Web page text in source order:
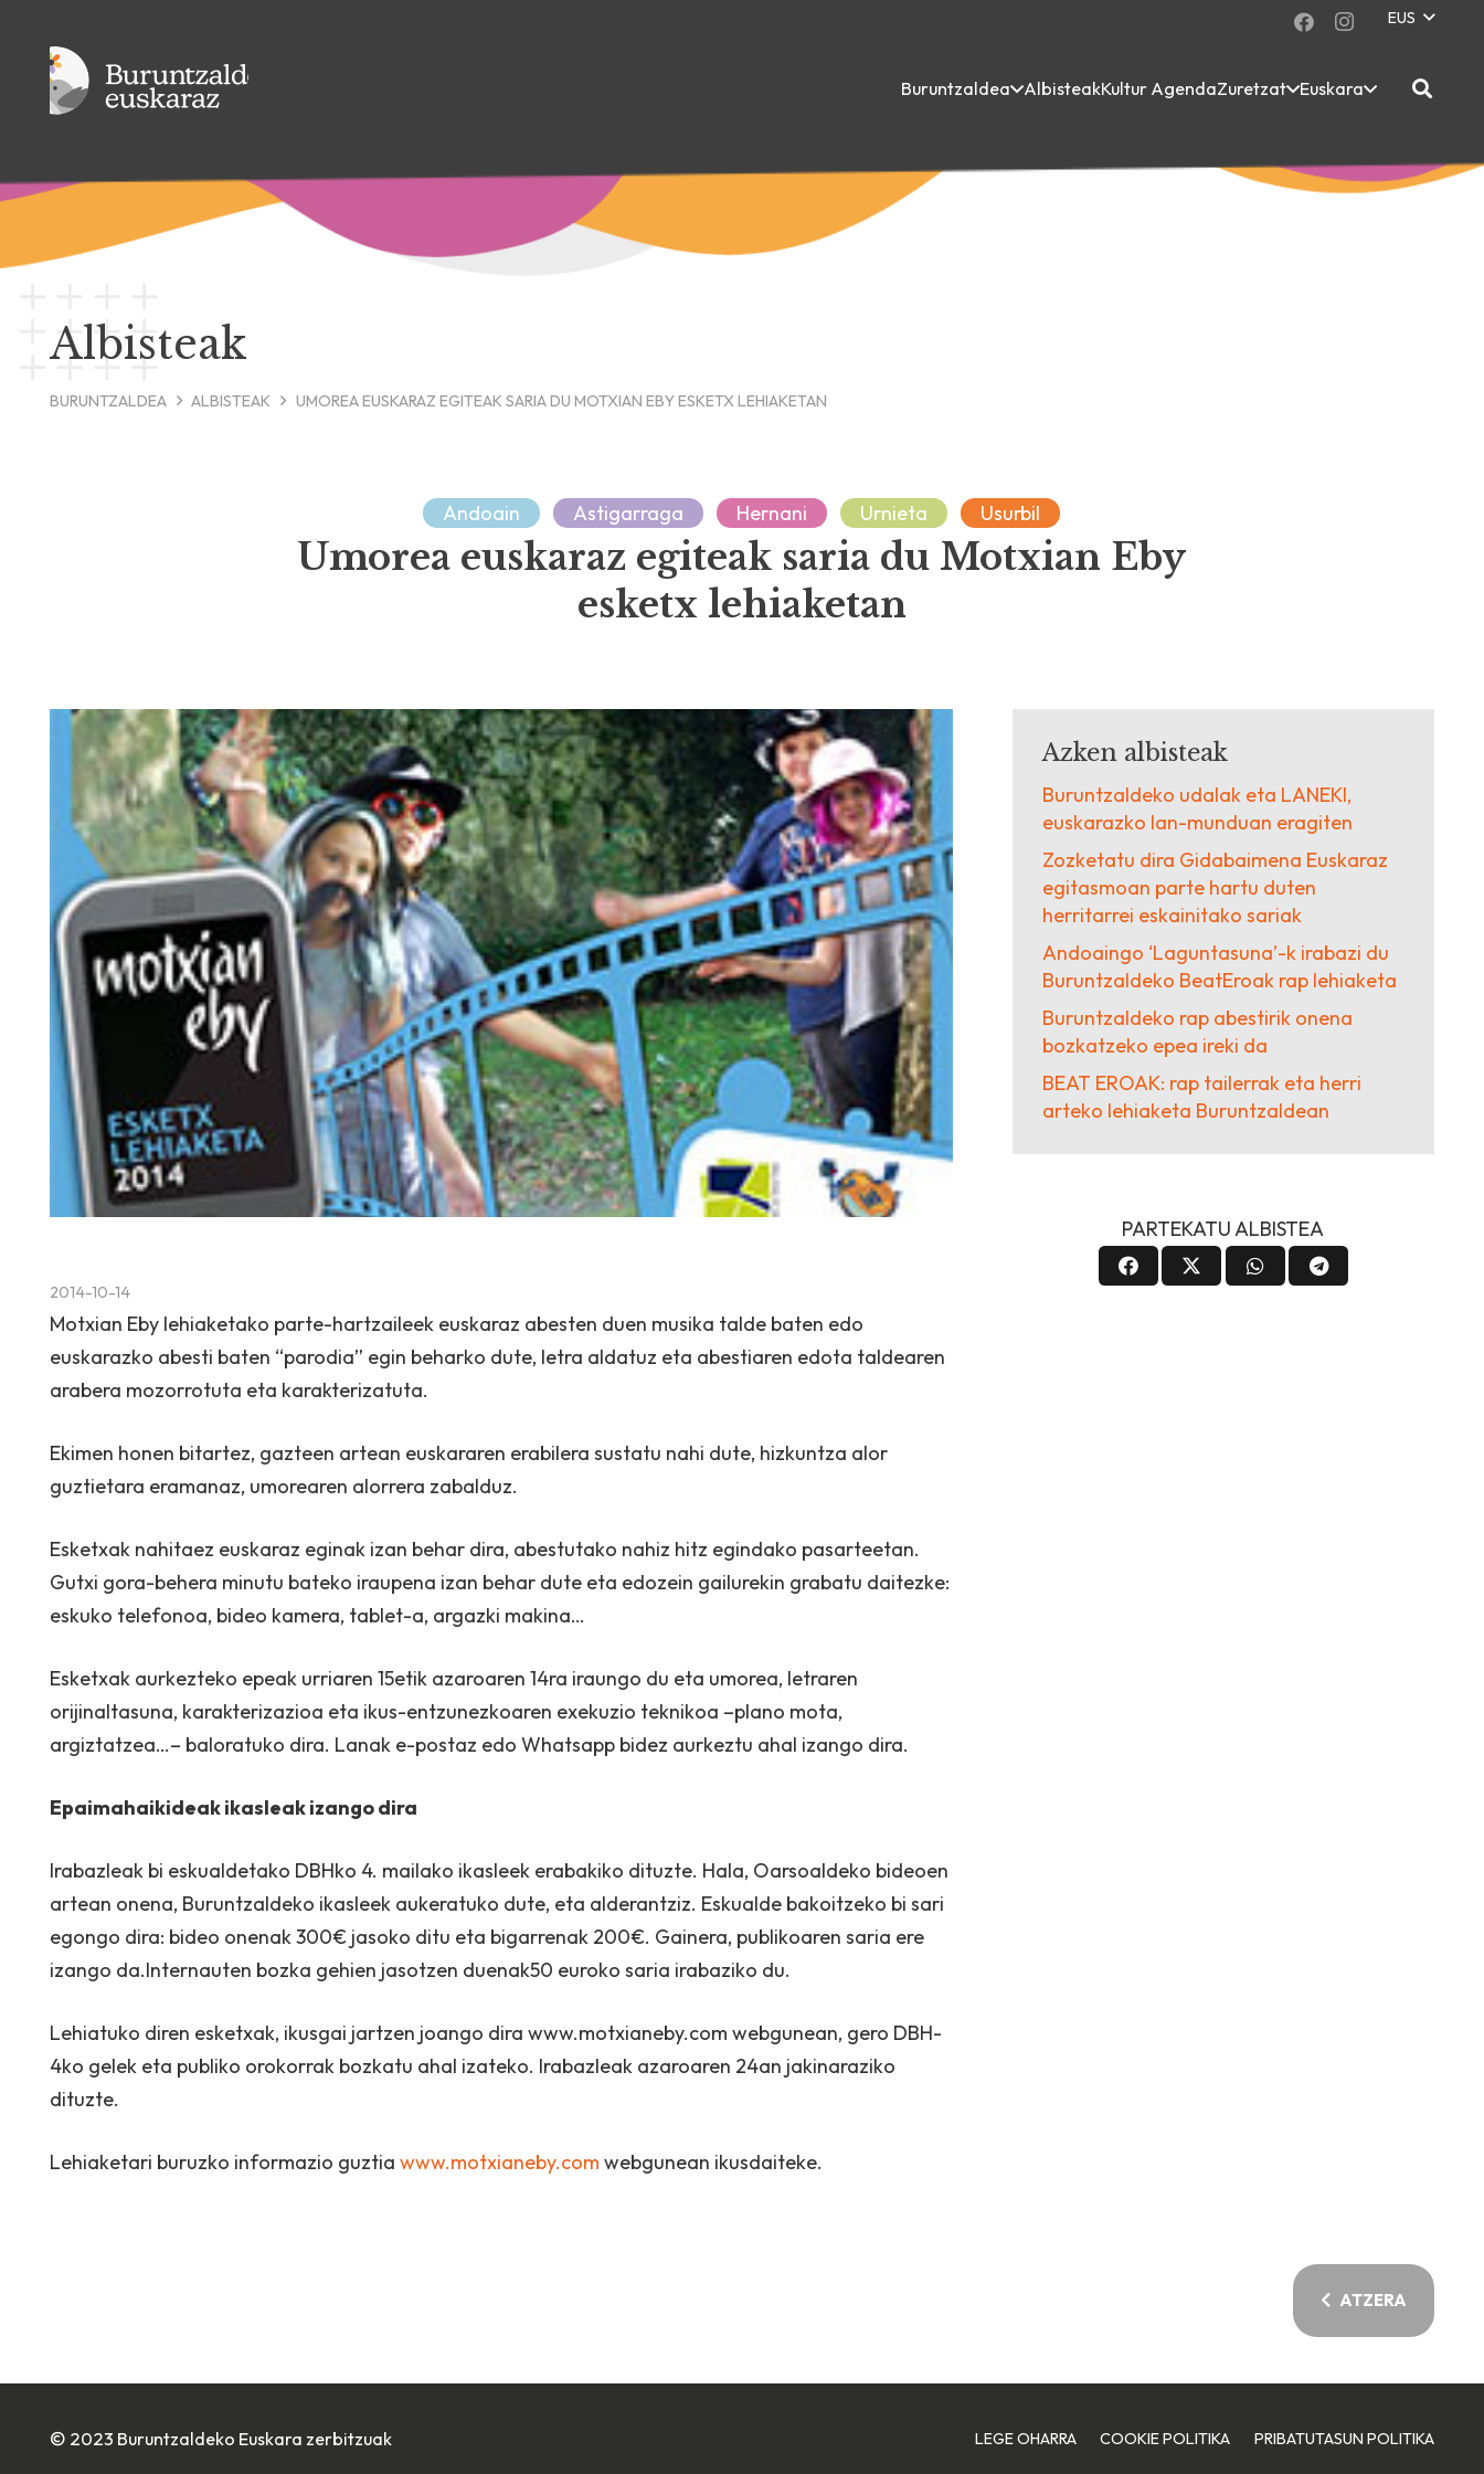
EUS
Buruntzaldea AlbisteakKultur AgendaZuretzat Euskara
Albisteak
BURUNTZALDEA ALBISTEAK UMOREA EUSKARAZ EGITEAK SARIA DU MOTXIAN EBY ESKETX LEHIAKETAN
Andoain Astigarraga Hernani Urnieta Usurbil
Umorea euskaraz egiteak saria du Motxian Eby
esketx lehiaketan
2014-10-14
Motxian Eby lehiaketako parte-hartzaileek euskaraz abesten duen musika talde baten edo
euskarazko abesti baten “parodia” egin beharko dute, letra aldatuz eta abestiaren edota taldearen
arabera mozorrotuta eta karakterizatuta.
Ekimen honen bitartez, gazteen artean euskararen erabilera sustatu nahi dute, hizkuntza alor
guztietara eramanaz, umorearen alorrera zabalduz.
Esketxak nahitaez euskaraz eginak izan behar dira, abestutako nahiz hitz egindako pasarteetan.
Gutxi gora-behera minutu bateko iraupena izan behar dute eta edozein gailurekin grabatu daitezke:
eskuko telefonoa, bideo kamera, tablet-a, argazki makina…
Esketxak aurkezteko epeak urriaren 15etik azaroaren 14ra iraungo du eta umorea, letraren
orijinaltasuna, karakterizazioa eta ikus-entzunezkoaren exekuzio teknikoa –plano mota,
argiztatzea…– baloratuko dira. Lanak e-postaz edo Whatsapp bidez aurkeztu ahal izango dira.
Epaimahaikideak ikasleak izango dira
Irabazleak bi eskualdetako DBHko 4. mailako ikasleek erabakiko dituzte. Hala, Oarsoaldeko bideoen
artean onena, Buruntzaldeko ikasleek aukeratuko dute, eta alderantziz. Eskualde bakoitzeko bi sari
egongo dira: bideo onenak 300€ jasoko ditu eta bigarrenak 200€. Gainera, publikoaren saria ere
izango da.Internauten bozka gehien jasotzen duenak50 euroko saria irabaziko du.
Lehiatuko diren esketxak, ikusgai jartzen joango dira www.motxianeby.com webgunean, gero DBH-
4ko gelek eta publiko orokorrak bozkatu ahal izateko. Irabazleak azaroaren 24an jakinaraziko
dituzte.
Lehiaketari buruzko informazio guztia www.motxianeby.com webgunean ikusdaiteke.
Azken albisteak
Buruntzaldeko udalak eta LANEKI,
euskarazko lan-munduan eragiten
Zozketatu dira Gidabaimena Euskaraz
egitasmoan parte hartu duten
herritarrei eskainitako sariak
Andoaingo ‘Laguntasuna’-k irabazi du
Buruntzaldeko BeatEroak rap lehiaketa
Buruntzaldeko rap abestirik onena
bozkatzeko epea ireki da
BEAT EROAK: rap tailerrak eta herri
arteko lehiaketa Buruntzaldean
PARTEKATU ALBISTEA
ATZERA
© 2023 Buruntzaldeko Euskara zerbitzuak LEGE OHARRA COOKIE POLITIKA PRIBATUTASUN POLITIKA